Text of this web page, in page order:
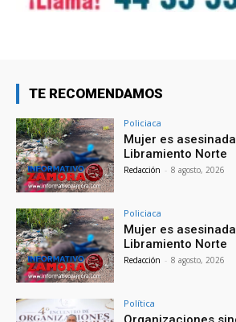
TE RECOMENDAMOS
Policiaca
Mujer es
Libramiento Norte
Redacción - 8 agosto, 2026
Policiaca
Mujer es
Libramiento Norte
Redacción - 8 agosto, 2026
Política